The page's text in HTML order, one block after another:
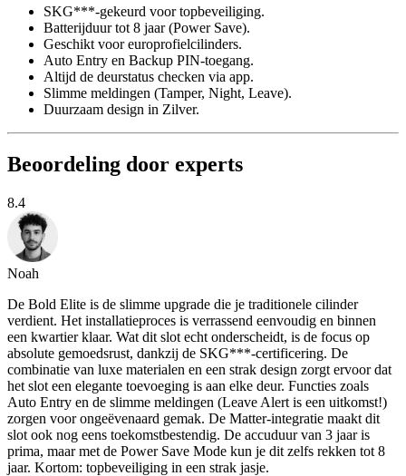
SKG***-gekeurd voor topbeveiliging.
Batterijduur tot 8 jaar (Power Save).
Geschikt voor europrofielcilinders.
Auto Entry en Backup PIN-toegang.
Altijd de deurstatus checken via app.
Slimme meldingen (Tamper, Night, Leave).
Duurzaam design in Zilver.
Beoordeling door experts
8.4
Noah
De Bold Elite is de slimme upgrade die je traditionele cilinder
verdient. Het installatieproces is verrassend eenvoudig en binnen
een kwartier klaar. Wat dit slot echt onderscheidt, is de focus op
absolute gemoedsrust, dankzij de SKG***-certificering. De
combinatie van luxe materialen en een strak design zorgt ervoor dat
het slot een elegante toevoeging is aan elke deur. Functies zoals
Auto Entry en de slimme meldingen (Leave Alert is een uitkomst!)
zorgen voor ongeëvenaard gemak. De Matter-integratie maakt dit
slot ook nog eens toekomstbestendig. De accuduur van 3 jaar is
prima, maar met de Power Save Mode kun je dit zelfs rekken tot 8
jaar. Kortom: topbeveiliging in een strak jasje.